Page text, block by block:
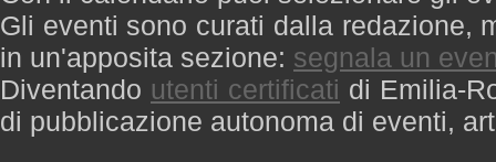
Gli eventi sono curati dalla redazione,
in un'apposita sezione: segnala un
Diventando utenti certificati di Emilia-
di pubblicazione autonoma di eventi,